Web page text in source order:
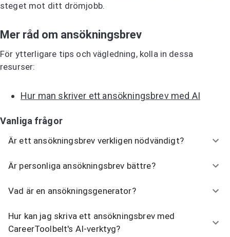
steget mot ditt drömjobb.
Mer råd om ansökningsbrev
För ytterligare tips och vägledning, kolla in dessa
resurser:
Hur man skriver ett ansökningsbrev med AI
Vanliga frågor
Är ett ansökningsbrev verkligen nödvändigt?
Är personliga ansökningsbrev bättre?
Vad är en ansökningsgenerator?
Hur kan jag skriva ett ansökningsbrev med
CareerToolbelt's AI-verktyg?